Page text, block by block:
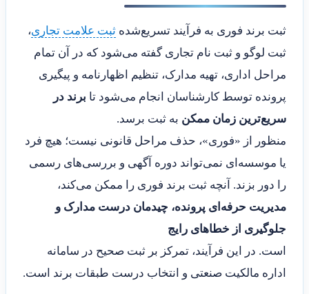
ثبت برند فوری به فرآیند تسریع‌شده ثبت علامت تجاری،
ثبت لوگو و ثبت نام تجاری گفته می‌شود که در آن تمام
مراحل اداری، تهیه مدارک، تنظیم اظهارنامه و پیگیری
پرونده توسط کارشناسان انجام می‌شود تا برند در
سریع‌ترین زمان ممکن به ثبت برسد.
منظور از «فوری»، حذف مراحل قانونی نیست؛ هیچ فرد
یا موسسه‌ای نمی‌تواند دوره آگهی و بررسی‌های رسمی
را دور بزند. آنچه ثبت برند فوری را ممکن می‌کند،
مدیریت حرفه‌ای پرونده، چیدمان درست مدارک و
جلوگیری از خطاهای رایج
است. در این فرآیند، تمرکز بر ثبت صحیح در سامانه
اداره مالکیت صنعتی و انتخاب درست طبقات برند است.